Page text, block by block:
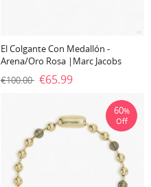
El Colgante Con Medallón -
Arena/Oro Rosa |Marc Jacobs
€100.00 €65.99
60%
Off